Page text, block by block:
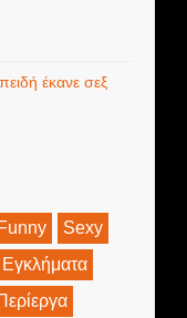
έκανε σεξ
Funny
Sexy
Εγκλήματα